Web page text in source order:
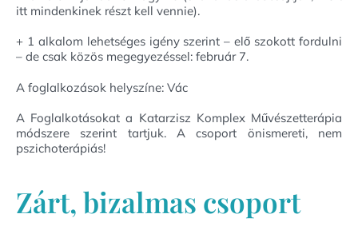
itt mindenkinek részt kell vennie).
+ 1 alkalom lehetséges igény szerint – elő szokott fordulni
– de csak közös megegyezéssel: február 7.
A foglalkozások helyszíne: Vác
A Foglalkotásokat a Katarzisz Komplex Művészetterápia
módszere szerint tartjuk. A csoport önismereti, nem
pszichoterápiás!
Zárt, bizalmas csoport